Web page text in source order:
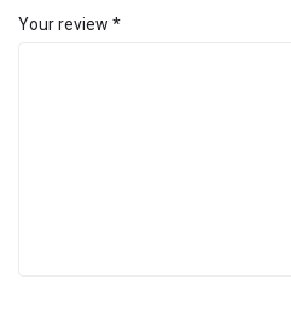
Your review *